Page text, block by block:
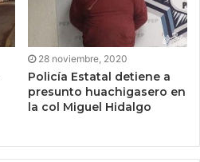
28 noviembre, 2020
Policía Estatal detiene a
presunto huachigasero en
la col Miguel Hidalgo